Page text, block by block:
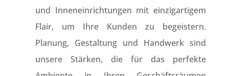
und Inneneinrichtungen mit einzigartigem
Flair, um Ihre Kunden zu begeistern.
Planung, Gestaltung und Handwerk sind
unsere Stärken, die für das perfekte